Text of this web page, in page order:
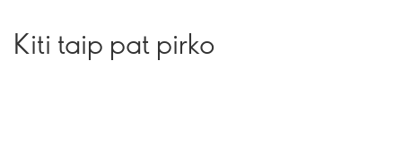
Kiti taip pat pirko